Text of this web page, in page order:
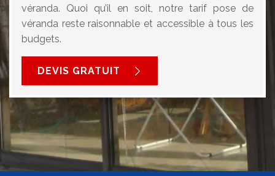
véranda. Quoi qu’il en soit, notre tarif pose de
véranda reste raisonnable et accessible à tous les
budgets.
DEVIS GRATUIT